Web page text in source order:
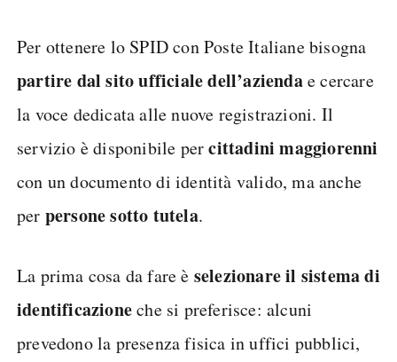
Per ottenere lo SPID con Poste Italiane bisogna
partire dal sito ufficiale dell’aziendae cercare
la voce dedicata alle nuove registrazioni. Il
servizio è disponibile percittadini maggiorenni
con un documento di identità valido, ma anche
per persone sotto tutela.
La prima cosa da fare è selezionare il sistema di
identificazioneche si preferisce: alcuni
prevedono la presenza fisica in uffici pubblici,